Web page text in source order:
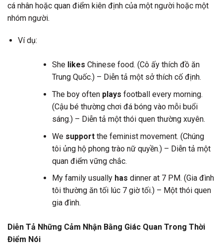
cá nhân hoặc quan điểm kiên định của một người hoặc một
nhóm người.
Ví dụ:
She likes Chinese food. (Cô ấy thích đồ ăn
Trung Quốc.) – Diễn tả một sở thích cố định.
The boy often plays football every morning.
(Cậu bé thường chơi đá bóng vào mỗi buổi
sáng.) – Diễn tả một thói quen thường xuyên.
We supportthe feminist movement. (Chúng
tôi ủng hộ phong trào nữ quyền.) – Diễn tả một
quan điểm vững chắc.
My family usually has dinner at 7 PM. (Gia đình
tôi thường ăn tối lúc 7 giờ tối.) – Một thói quen
gia đình.
Diễn Tả Những Cảm Nhận Bằng Giác Quan Trong Thời
Điểm Nói